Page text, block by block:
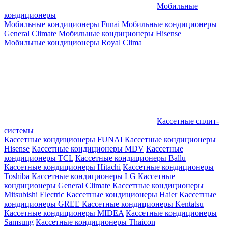
Мобильные
кондиционеры
Мобильные кондиционеры Funai Мобильные кондиционеры
General Climate Мобильные кондиционеры Hisense
Мобильные кондиционеры Royal Clima
Кассетные сплит-
системы
Кассетные кондиционеры FUNAI Кассетные кондиционеры
Hisense Кассетные кондиционеры MDV Кассетные
кондиционеры TCL Кассетные кондиционеры Ballu
Кассетные кондиционеры Hitachi Кассетные кондиционеры
Toshiba Кассетные кондиционеры LG Кассетные
кондиционеры General Climate Кассетные кондиционеры
Mitsubishi Electric Кассетные кондиционеры Haier Кассетные
кондиционеры GREE Кассетные кондиционеры Kentatsu
Кассетные кондиционеры MIDEA Кассетные кондиционеры
Samsung Кассетные кондиционеры Thaicon